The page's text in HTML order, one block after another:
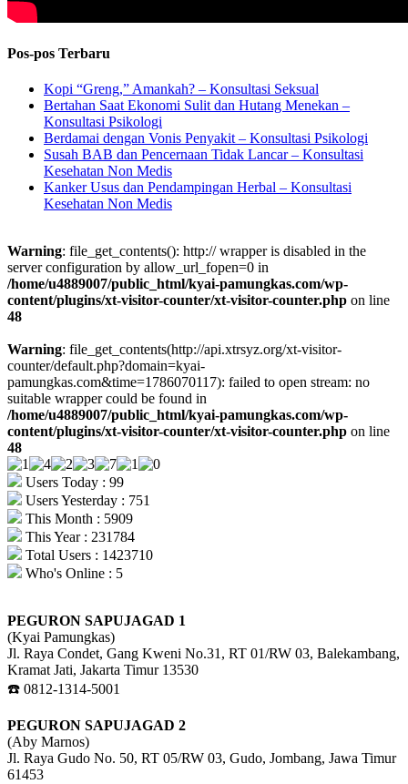
Pos-pos Terbaru
Kopi “Greng,” Amankah? – Konsultasi Seksual
Bertahan Saat Ekonomi Sulit dan Hutang Menekan –
Konsultasi Psikologi
Berdamai dengan Vonis Penyakit – Konsultasi Psikologi
Susah BAB dan Pencernaan Tidak Lancar – Konsultasi
Kesehatan Non Medis
Kanker Usus dan Pendampingan Herbal – Konsultasi
Kesehatan Non Medis
Warning: file_get_contents(): http:// wrapper is disabled in the
server configuration by allow_url_fopen=0 in
/home/u4889007/public_html/kyai-pamungkas.com/wp-
content/plugins/xt-visitor-counter/xt-visitor-counter.php on line
48
Warning: file_get_contents(http://api.xtrsyz.org/xt-visitor-
counter/default.php?domain=kyai-
pamungkas.com&time=1786070117): failed to open stream: no
suitable wrapper could be found in
/home/u4889007/public_html/kyai-pamungkas.com/wp-
content/plugins/xt-visitor-counter/xt-visitor-counter.php on line
48
Users Today : 99
Users Yesterday : 751
This Month : 5909
This Year : 231784
Total Users : 1423710
Who's Online : 5
PEGURON SAPUJAGAD 1
(Kyai Pamungkas)
Jl. Raya Condet, Gang Kweni No.31, RT 01/RW 03, Balekambang,
Kramat Jati, Jakarta Timur 13530
☎️ 0812-1314-5001
PEGURON SAPUJAGAD 2
(Aby Marnos)
Jl. Raya Gudo No. 50, RT 05/RW 03, Gudo, Jombang, Jawa Timur
61453